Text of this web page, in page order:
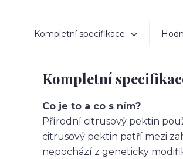
Kompletní specifikace
Kompletní
Co je to a co s ním?
Přírodní citrusový pektin
citrusový pektin patří mezi
nepochází z geneticky